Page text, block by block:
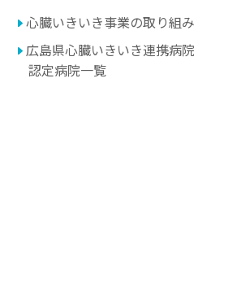
心臓いきいき事業の取り組み
広島県心臓いきいき連携病院
認定病院一覧